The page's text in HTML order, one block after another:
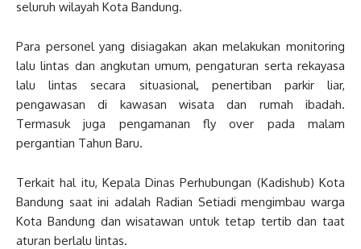
seluruh wilayah Kota Bandung.
Para personel yang disiagakan akan melakukan monitoring
lalu lintas dan angkutan umum, pengaturan serta rekayasa
lalu lintas secara situasional, penertiban parkir liar,
pengawasan di kawasan wisata dan rumah ibadah.
Termasuk juga pengamanan fly over pada malam
pergantian Tahun Baru.
Terkait hal itu, Kepala Dinas Perhubungan (Kadishub) Kota
Bandung saat ini adalah Radian Setiadi mengimbau warga
Kota Bandung dan wisatawan untuk tetap tertib dan taat
aturan berlalu lintas.